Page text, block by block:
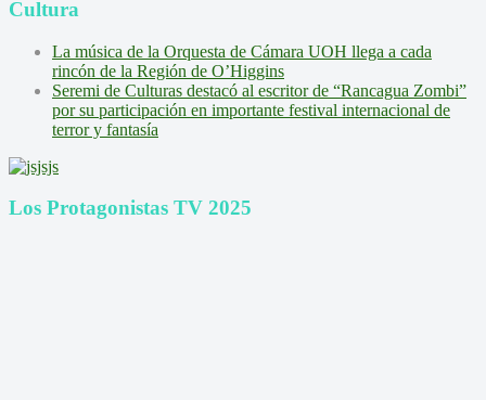
Cultura
La música de la Orquesta de Cámara UOH llega a cada
rincón de la Región de O’Higgins
Seremi de Culturas destacó al escritor de “Rancagua Zombi”
por su participación en importante festival internacional de
terror y fantasía
Los Protagonistas TV 2025